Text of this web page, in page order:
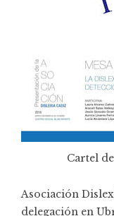
Cartel
Asociación
delegación en